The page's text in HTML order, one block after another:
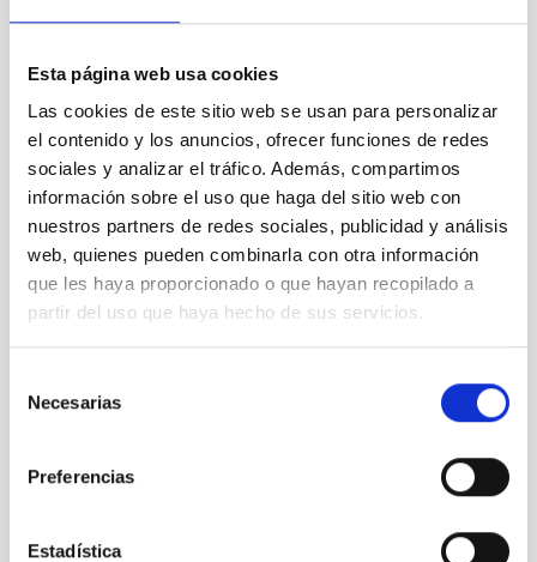
Esta página web usa cookies
Las cookies de este sitio web se usan para personalizar
el contenido y los anuncios, ofrecer funciones de redes
sociales y analizar el tráfico. Además, compartimos
información sobre el uso que haga del sitio web con
nuestros partners de redes sociales, publicidad y análisis
web, quienes pueden combinarla con otra información
que les haya proporcionado o que hayan recopilado a
partir del uso que haya hecho de sus servicios.
Necesarias
Preferencias
Estadística
INT wide-field camera
Instrumento
RISE